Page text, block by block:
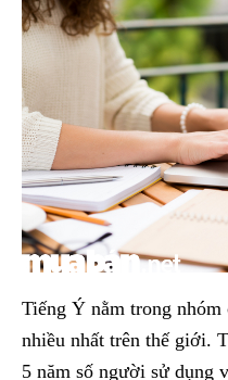
Tiếng Ý nằm trong
nhiều nhất trên thế giới.
5 năm số người sử dụng